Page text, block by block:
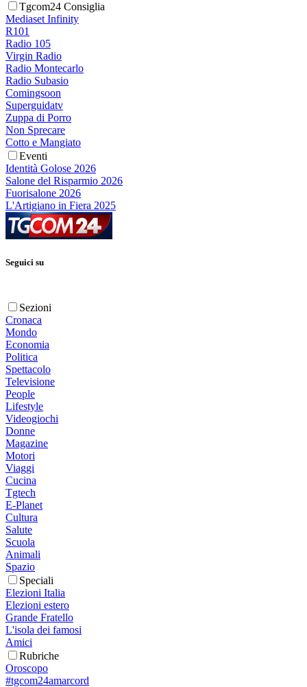
Tgcom24 Consiglia
Mediaset Infinity
R101
Radio 105
Virgin Radio
Radio Montecarlo
Radio Subasio
Comingsoon
Superguidatv
Zuppa di Porro
Non Sprecare
Cotto e Mangiato
Eventi
Identità Golose 2026
Salone del Risparmio 2026
Fuorisalone 2026
L'Artigiano in Fiera 2025
Seguici su
Sezioni
Cronaca
Mondo
Economia
Politica
Spettacolo
Televisione
People
Lifestyle
Videogiochi
Donne
Magazine
Motori
Viaggi
Cucina
Tgtech
E-Planet
Cultura
Salute
Scuola
Animali
Spazio
Speciali
Elezioni Italia
Elezioni estero
Grande Fratello
L'isola dei famosi
Amici
Rubriche
Oroscopo
#tgcom24amarcord